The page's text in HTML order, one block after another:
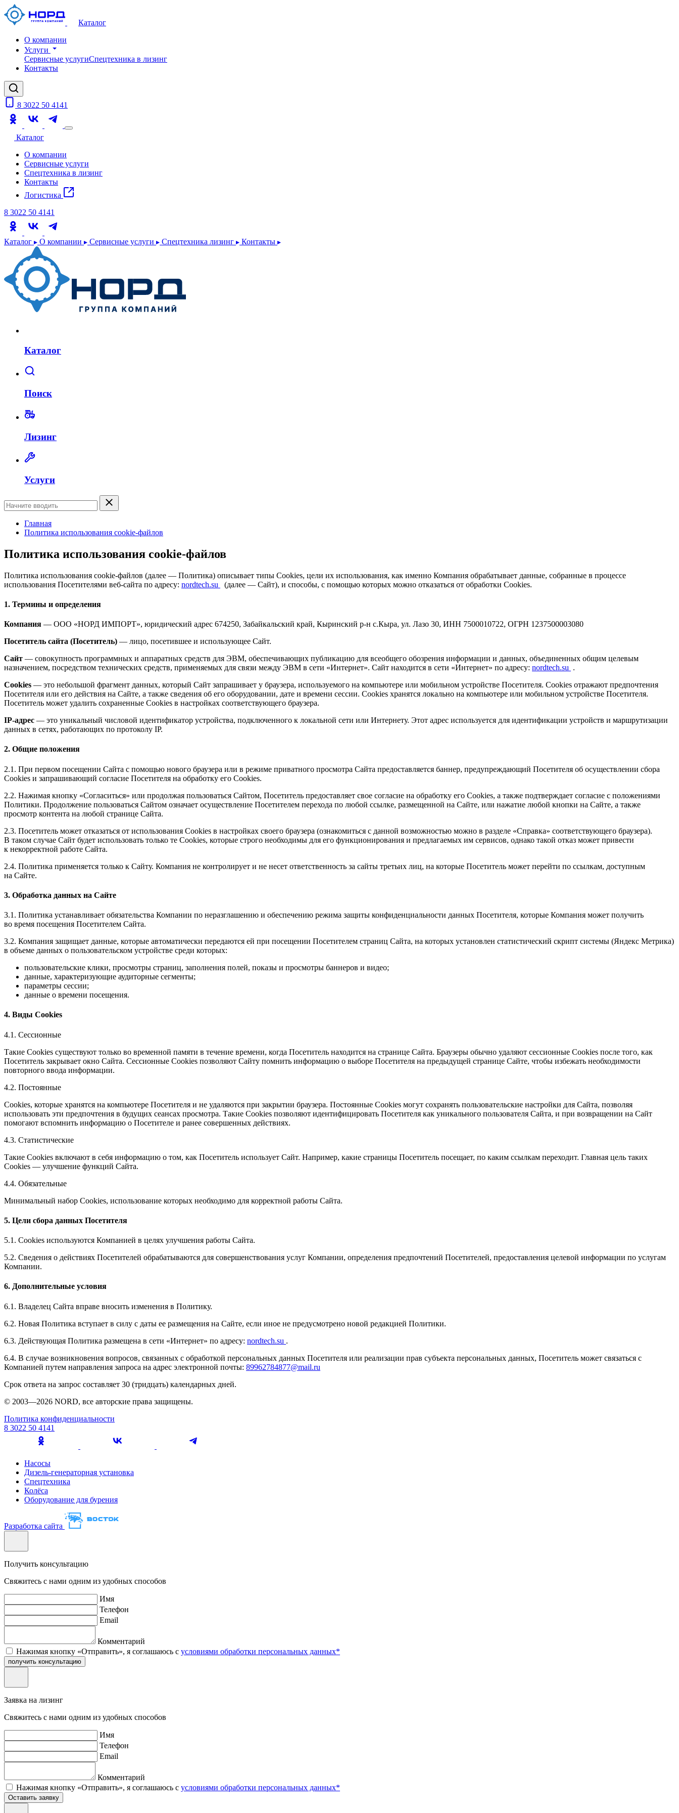
Каталог
О компании
Услуги
Сервисные услугиСпецтехника в лизинг
Контакты
8 3022 50 4141
Каталог
О компании
Сервисные услуги
Спецтехника в лизинг
Контакты
Логистика
8 3022 50 4141
Каталог О компании Сервисные услуги Спецтехника лизинг Контакты
Каталог
Поиск
Лизинг
Услуги
Главная
Политика использования cookie-файлов
Политика использования cookie-файлов
Политика использования cookie-файлов (далее — Политика) описывает типы Cookies, цели их использования, как именно Компания обрабатывает данные, собранные в процессе
использования Посетителями веб-сайта по адресу: nordtech.su (далее — Сайт), и способы, с помощью которых можно отказаться от обработки Cookies.
1. Термины и определения
Компания — ООО «НОРД ИМПОРТ», юридический адрес 674250, Забайкальский край, Кыринский р-н с.Кыра, ул. Лазо 30, ИНН 7500010722, ОГРН 1237500003080
Посетитель сайта (Посетитель) — лицо, посетившее и использующее Сайт.
Сайт — совокупность программных и аппаратных средств для ЭВМ, обеспечивающих публикацию для всеобщего обозрения информации и данных, объединенных общим целевым
назначением, посредством технических средств, применяемых для связи между ЭВМ в сети «Интернет». Сайт находится в сети «Интернет» по адресу: nordtech.su .
Cookies — это небольшой фрагмент данных, который Сайт запрашивает у браузера, используемого на компьютере или мобильном устройстве Посетителя. Cookies отражают предпочтения
Посетителя или его действия на Сайте, а также сведения об его оборудовании, дате и времени сессии. Сookies хранятся локально на компьютере или мобильном устройстве Посетителя.
Посетитель может удалить сохраненные Сookies в настройках соответствующего браузера.
IP-адрес — это уникальный числовой идентификатор устройства, подключенного к локальной сети или Интернету. Этот адрес используется для идентификации устройств и маршрутизации
данных в сетях, работающих по протоколу IP.
2. Общие положения
2.1. При первом посещении Сайта с помощью нового браузера или в режиме приватного просмотра Сайта предоставляется баннер, предупреждающий Посетителя об осуществлении сбора
Сookies и запрашивающий согласие Посетителя на обработку его Сookies.
2.2. Нажимая кнопку «Согласиться» или продолжая пользоваться Сайтом, Посетитель предоставляет свое согласие на обработку его Сookies, а также подтверждает согласие с положениями
Политики. Продолжение пользоваться Сайтом означает осуществление Посетителем перехода по любой ссылке, размещенной на Сайте, или нажатие любой кнопки на Сайте, а также
просмотр контента на любой странице Сайта.
2.3. Посетитель может отказаться от использования Сookies в настройках своего браузера (ознакомиться с данной возможностью можно в разделе «Справка» соответствующего браузера).
В таком случае Сайт будет использовать только те Cookies, которые строго необходимы для его функционирования и предлагаемых им сервисов, однако такой отказ может привести
к некорректной работе Сайта.
2.4. Политика применяется только к Сайту. Компания не контролирует и не несет ответственность за сайты третьих лиц, на которые Посетитель может перейти по ссылкам, доступным
на Сайте.
3. Обработка данных на Сайте
3.1. Политика устанавливает обязательства Компании по неразглашению и обеспечению режима защиты конфиденциальности данных Посетителя, которые Компания может получить
во время посещения Посетителем Сайта.
3.2. Компания защищает данные, которые автоматически передаются ей при посещении Посетителем страниц Сайта, на которых установлен статистический скрипт системы (Яндекс Метрика)
в объеме данных о пользовательском устройстве среди которых:
пользовательские клики, просмотры страниц, заполнения полей, показы и просмотры баннеров и видео;
данные, характеризующие аудиторные сегменты;
параметры сессии;
данные о времени посещения.
4. Виды Cookies
4.1. Сессионные
Такие Cookies существуют только во временной памяти в течение времени, когда Посетитель находится на странице Сайта. Браузеры обычно удаляют сессионные Cookies после того, как
Посетитель закрывает окно Сайта. Сессионные Cookies позволяют Сайту помнить информацию о выборе Посетителя на предыдущей странице Сайте, чтобы избежать необходимости
повторного ввода информации.
4.2. Постоянные
Сookies, которые хранятся на компьютере Посетителя и не удаляются при закрытии браузера. Постоянные Сookies могут сохранять пользовательские настройки для Сайта, позволяя
использовать эти предпочтения в будущих сеансах просмотра. Такие Cookies позволяют идентифицировать Посетителя как уникального пользователя Сайта, и при возвращении на Сайт
помогают вспомнить информацию о Посетителе и ранее совершенных действиях.
4.3. Статистические
Такие Cookies включают в себя информацию о том, как Посетитель использует Сайт. Например, какие страницы Посетитель посещает, по каким ссылкам переходит. Главная цель таких
Cookies — улучшение функций Сайта.
4.4. Обязательные
Минимальный набор Cookies, использование которых необходимо для корректной работы Сайта.
5. Цели сбора данных Посетителя
5.1. Cookies используются Компанией в целях улучшения работы Сайта.
5.2. Сведения о действиях Посетителей обрабатываются для совершенствования услуг Компании, определения предпочтений Посетителей, предоставления целевой информации по услугам
Компании.
6. Дополнительные условия
6.1. Владелец Сайта вправе вносить изменения в Политику.
6.2. Новая Политика вступает в силу с даты ее размещения на Сайте, если иное не предусмотрено новой редакцией Политики.
6.3. Действующая Политика размещена в сети «Интернет» по адресу: nordtech.su .
6.4. В случае возникновения вопросов, связанных с обработкой персональных данных Посетителя или реализации прав субъекта персональных данных, Посетитель может связаться с
Компанией путем направления запроса на адрес электронной почты: 89962784877@mail.ru
Срок ответа на запрос составляет 30 (тридцать) календарных дней.
© 2003—2026 NORD, все авторские права защищены.
Политика конфиденциальности
8 3022 50 4141
Насосы
Дизель-генераторная установка
Спецтехника
Колёса
Оборудование для бурения
Разработка сайта
Получить консультацию
Свяжитесь с нами одним из удобных способов
Имя
Телефон
Email
Комментарий
Нажимая кнопку «Отправить», я соглашаюсь с условиями обработки персональных данных*
получить консультацию
Заявка на лизинг
Свяжитесь с нами одним из удобных способов
Имя
Телефон
Email
Комментарий
Нажимая кнопку «Отправить», я соглашаюсь с условиями обработки персональных данных*
Оставить заявку